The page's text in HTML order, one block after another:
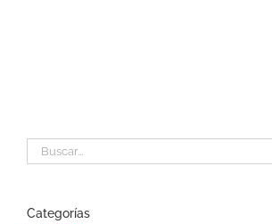
Buscar:
Categorías